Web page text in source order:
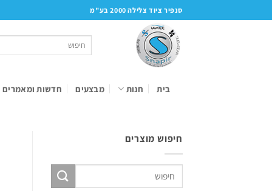
to
סנפיר ציוד צלילה 2000 בע"מ
בית חנות מבצעים חדשות ומאמרים
חיפוש מוצרים
עבור: